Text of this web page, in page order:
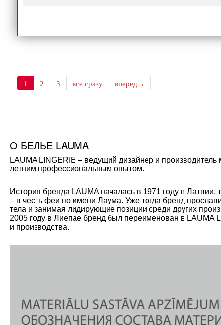
1 2 3 все сразу вперед→
О БЕЛЬЕ LAUMA
LAUMA LINGERIE – ведущий дизайнер и
летним профессиональным опытом.
История бренда LAUMA началась в 1971 году в
– в честь феи по имени Лаума. Уже тогда бренд
тела и занимая лидирующие позиции среди других
2005 году в Лиепае бренд был переименован в LAUMA
и производства.